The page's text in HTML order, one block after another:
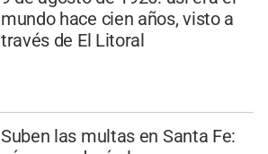
mundo hace cien años, visto a
través de El Litoral
Suben las multas en Santa Fe: